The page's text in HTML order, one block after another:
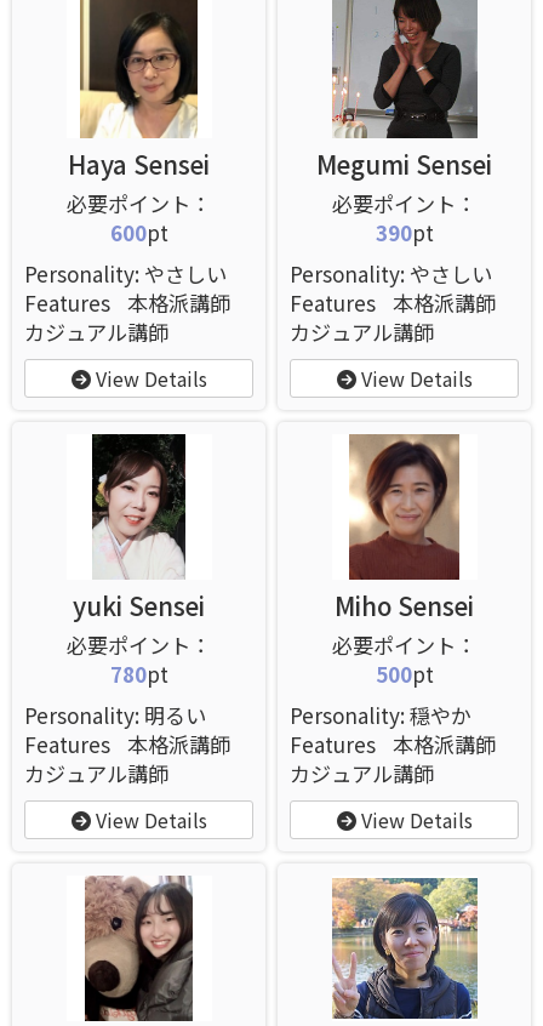
Haya Sensei
600pt
Personality: やさしい
Features 本格派講師
カジュアル講師
View Details
Megumi Sensei
390pt
Personality: やさしい
Features 本格派講師
カジュアル講師
View Details
yuki Sensei
780pt
Personality: 明るい
Features 本格派講師
カジュアル講師
View Details
Miho Sensei
500pt
Personality: 穏やか
Features 本格派講師
カジュアル講師
View Details